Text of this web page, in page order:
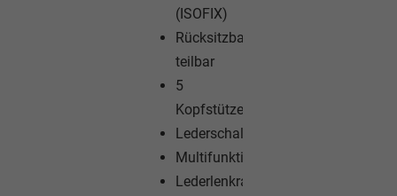
(ISOFIX)
Rücksitzbank
teilbar
5
Kopfstützen
Lederschalthebel
Multifunktionslenkrad
Lederlenkrad